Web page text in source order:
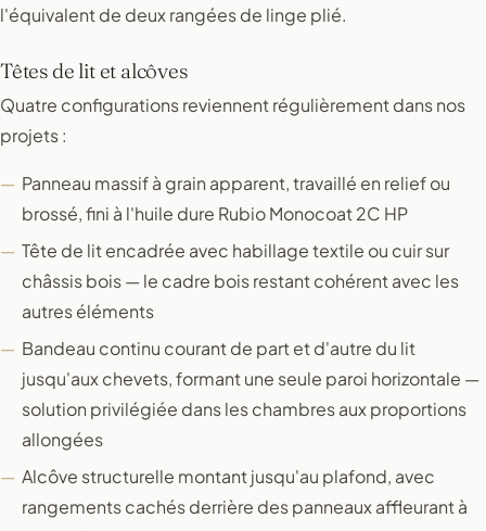
l'équivalent de deux rangées de linge plié.
Têtes de lit et alcôves
Quatre configurations reviennent régulièrement dans nos
projets :
Panneau massif à grain apparent, travaillé en relief ou
brossé, fini à l'huile dure Rubio Monocoat 2C HP
Tête de lit encadrée avec habillage textile ou cuir sur
châssis bois — le cadre bois restant cohérent avec les
autres éléments
Bandeau continu courant de part et d'autre du lit
jusqu'aux chevets, formant une seule paroi horizontale —
solution privilégiée dans les chambres aux proportions
allongées
Alcôve structurelle montant jusqu'au plafond, avec
rangements cachés derrière des panneaux affleurant à